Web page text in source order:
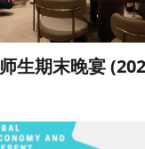
师生期末晚宴